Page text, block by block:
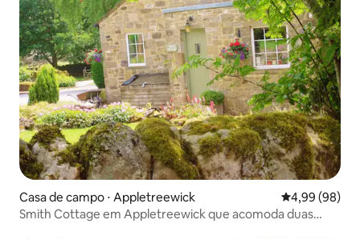
Casa de campo ⋅ Appletreewick 4,99 de uma
4,99 (98)
Smith Cottage em Appletreewick que acomoda duas